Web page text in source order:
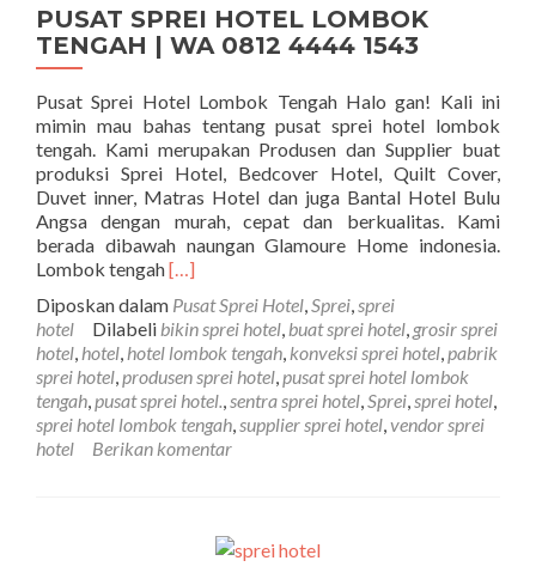
PUSAT SPREI HOTEL LOMBOK
TENGAH | WA 0812 4444 1543
Pusat Sprei Hotel Lombok Tengah Halo gan! Kali ini
mimin mau bahas tentang pusat sprei hotel lombok
tengah. Kami merupakan Produsen dan Supplier buat
produksi Sprei Hotel, Bedcover Hotel, Quilt Cover,
Duvet inner, Matras Hotel dan juga Bantal Hotel Bulu
Angsa dengan murah, cepat dan berkualitas. Kami
berada dibawah naungan Glamoure Home indonesia.
Lombok tengahSelengkapnya tentangPUSAT SPREI
[…]
Diposkan dalam Pusat Sprei Hotel Sprei sprei
hotel
Dilabeli bikin sprei hotel buat sprei hotel grosir sprei
hotel hotel hotel lombok tengah konveksi sprei hotel pabrik
sprei hotel produsen sprei hotel pusat sprei hotel lombok
tengah pusat sprei hotel. sentra sprei hotel Sprei sprei hotel
sprei hotel lombok tengah supplier sprei hotel vendor sprei
hotel
Berikan komentar